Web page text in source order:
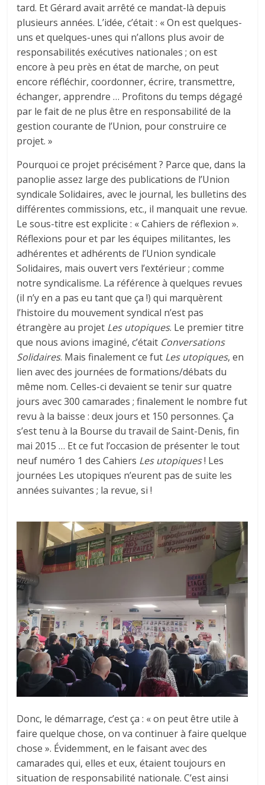
tard. Et Gérard avait arrêté ce mandat-là depuis
plusieurs années. L’idée, c’était : « On est quelques-
uns et quelques-unes qui n’allons plus avoir de
responsabilités exécutives nationales ; on est
encore à peu près en état de marche, on peut
encore réfléchir, coordonner, écrire, transmettre,
échanger, apprendre … Profitons du temps dégagé
par le fait de ne plus être en responsabilité de la
gestion courante de l’Union, pour construire ce
projet. »
Pourquoi ce projet précisément ? Parce que, dans la
panoplie assez large des publications de l’Union
syndicale Solidaires, avec le journal, les bulletins des
différentes commissions, etc., il manquait une revue.
Le sous-titre est explicite : « Cahiers de réflexion ».
Réflexions pour et par les équipes militantes, les
adhérentes et adhérents de l’Union syndicale
Solidaires, mais ouvert vers l’extérieur ; comme
notre syndicalisme. La référence à quelques revues
(il n’y en a pas eu tant que ça !) qui marquèrent
l’histoire du mouvement syndical n’est pas
étrangère au projet Les utopiques. Le premier titre
que nous avions imaginé, c’était Conversations
Solidaires. Mais finalement ce fut Les utopiques, en
lien avec des journées de formations/débats du
même nom. Celles-ci devaient se tenir sur quatre
jours avec 300 camarades ; finalement le nombre fut
revu à la baisse : deux jours et 150 personnes. Ça
s’est tenu à la Bourse du travail de Saint-Denis, fin
mai 2015 … Et ce fut l’occasion de présenter le tout
neuf numéro 1 des Cahiers Les utopiques! Les
journées Les utopiques n’eurent pas de suite les
années suivantes ; la revue, si !
Donc, le démarrage, c’est ça : « on peut être utile à
faire quelque chose, on va continuer à faire quelque
chose ». Évidemment, en le faisant avec des
camarades qui, elles et eux, étaient toujours en
situation de responsabilité nationale. C’est ainsi